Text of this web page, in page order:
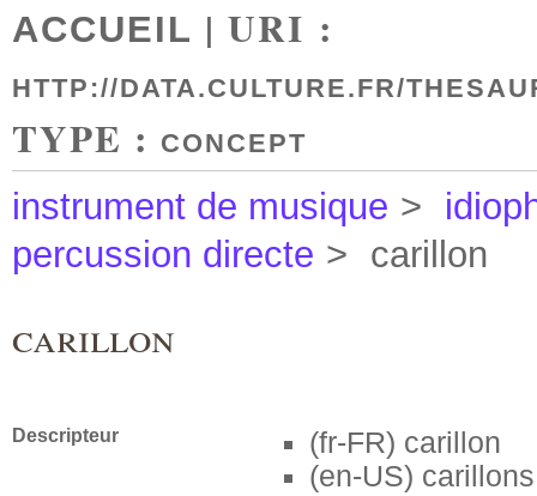
ACCUEIL | URI :
HTTP://DATA.CULTURE.FR/
TYPE : CONCEPT
instrument de musique >
percussion directe > carillon
carillon
Descripteur (fr-FR) carillon
(en-US) carillons